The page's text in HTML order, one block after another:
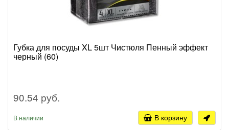
Губка для посуды XL 5шт Чистюля Пенный эффект
черный (60)
90.54 руб.
В наличии В корзину